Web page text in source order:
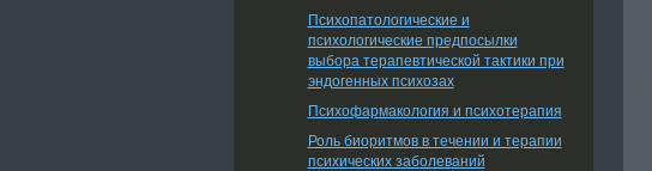
Психопатологические и
психологические предпосылки
выбора терапевтической тактики при
эндогенных психозах
Психофармакология и психотерапия
Роль биоритмов в течении и терапии
психических заболеваний